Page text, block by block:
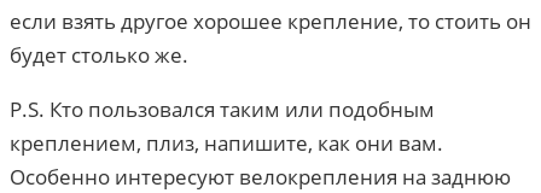
если взять другое хорошее крепление, то стоить он
будет столько же.
P.S. Кто пользовался таким или подобным
креплением, плиз, напишите, как они вам.
Особенно интересуют велокрепления на заднюю